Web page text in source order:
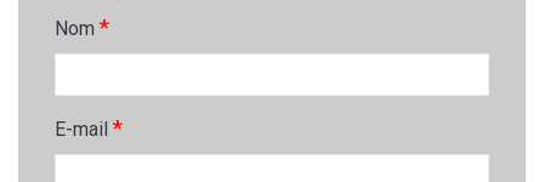
Nom *
E-mail *